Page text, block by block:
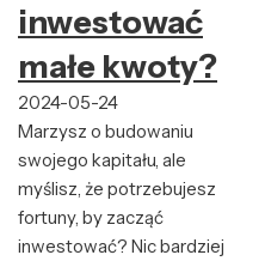
inwestować
małe kwoty?
2024-05-24
Marzysz o budowaniu
swojego kapitału, ale
myślisz, że potrzebujesz
fortuny, by zacząć
inwestować? Nic bardziej